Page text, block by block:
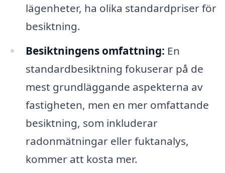
lägenheter, ha olika standardpriser för
besiktning.
Besiktningens omfattning: En
standardbesiktning fokuserar på de
mest grundläggande aspekterna av
fastigheten, men en mer omfattande
besiktning, som inkluderar
radonmätningar eller fuktanalys,
kommer att kosta mer.